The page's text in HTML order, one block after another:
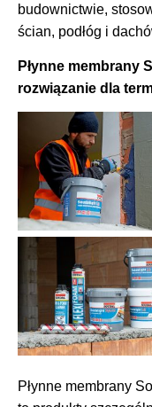
budownictwie,
ścian, podłóg i
Płynne membrany
rozwiązanie dla
Płynne membrany